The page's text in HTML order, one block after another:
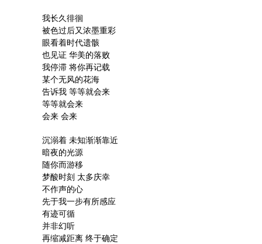
我长久徘徊
被色过后又浓墨重彩
眼看着时代遗骸
也见证 华美的落败
我停滞 将你再记载
某个无风的花海
告诉我 等等就会来
等等就会来
会来 会来
沉溺着 未知渐渐靠近
暗夜的光源
随你而游移
梦酸时刻 太多庆幸
不作声的心
先于我一步有所感应
有迹可循
并非幻听
再缩减距离 终于确定